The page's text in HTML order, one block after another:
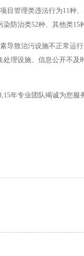
目管理类违法行为11种
防治类52种、其他类15
导致治污设施不正常运
理设施、信息公开不及
年专业团队竭诚为您服